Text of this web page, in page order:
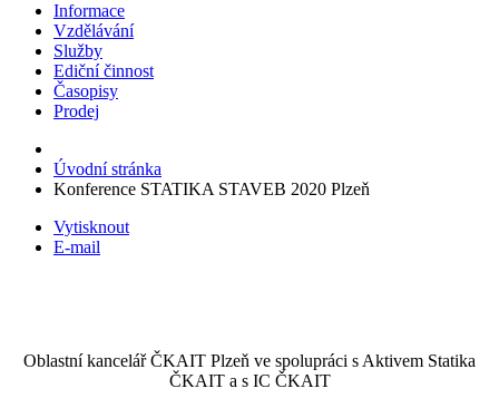
Informace
Vzdělávání
Služby
Ediční činnost
Časopisy
Prodej
Úvodní stránka
Konference STATIKA STAVEB 2020 Plzeň
Vytisknout
E-mail
Oblastní kancelář ČKAIT Plzeň ve spolupráci s Aktivem Statika
ČKAIT a s IC ČKAIT